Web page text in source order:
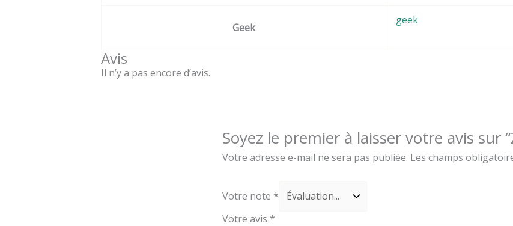
Geek
geek
Avis
Il n’y a pas encore d’avis.
Soyez le premier à laisser votre avis sur
Votre adresse e-mail ne sera pas publiée. Les champs
Votre note *
Votre avis *